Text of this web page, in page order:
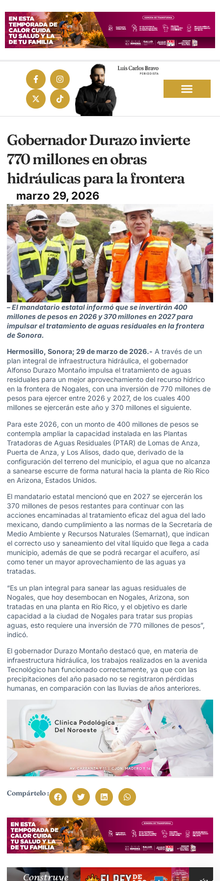
Gobernador Durazo invierte
770 millones en obras
hidráulicas para la frontera
marzo 29, 2026
– El mandatario estatal informó que se invertirán 400
millones de pesos en 2026 y 370 millones en 2027 para
impulsar el tratamiento de aguas residuales en la frontera
de Sonora.
Hermosillo, Sonora; 29 de marzo de 2026.- A través de un
plan integral de infraestructura hidráulica, el gobernador
Alfonso Durazo Montaño impulsa el tratamiento de aguas
residuales para un mejor aprovechamiento del recurso hídrico
en la frontera de Nogales, con una inversión de 770 millones de
pesos para ejercer entre 2026 y 2027, de los cuales 400
millones se ejercerán este año y 370 millones el siguiente.
Para este 2026, con un monto de 400 millones de pesos se
contempla ampliar la capacidad instalada en las Plantas
Tratadoras de Aguas Residuales (PTAR) de Lomas de Anza,
Puerta de Anza, y Los Alisos, dado que, derivado de la
configuración del terreno del municipio, el agua que no alcanza
a sanearse escurre de forma natural hacia la planta de Río Rico
en Arizona, Estados Unidos.
El mandatario estatal mencionó que en 2027 se ejercerán los
370 millones de pesos restantes para continuar con las
acciones encaminadas al tratamiento eficaz del agua del lado
mexicano, dando cumplimiento a las normas de la Secretaría de
Medio Ambiente y Recursos Naturales (Semarnat), que indican
el correcto uso y saneamiento del vital líquido que llega a cada
municipio, además de que se podrá recargar el acuífero, así
como tener un mayor aprovechamiento de las aguas ya
tratadas.
“Es un plan integral para sanear las aguas residuales de
Nogales, que hoy desembocan en Nogales, Arizona, son
tratadas en una planta en Río Rico, y el objetivo es darle
capacidad a la ciudad de Nogales para tratar sus propias
aguas, esto requiere una inversión de 770 millones de pesos”,
indicó.
El gobernador Durazo Montaño destacó que, en materia de
infraestructura hidráulica, los trabajos realizados en la avenida
Tecnológico han funcionado correctamente, ya que con las
precipitaciones del año pasado no se registraron pérdidas
humanas, en comparación con las lluvias de años anteriores.
Compártelo :